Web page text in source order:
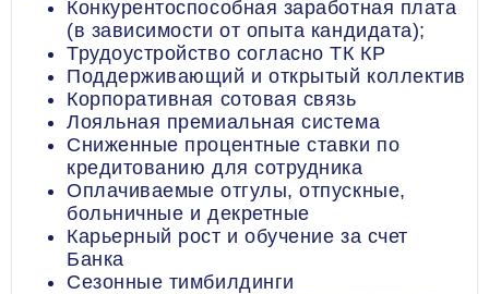
Конкурентоспособная заработная плата
(в зависимости от опыта кандидата);
Трудоустройство согласно ТК КР
Поддерживающий и открытый коллектив
Корпоративная сотовая связь
Лояльная премиальная система
Сниженные процентные ставки по
кредитованию для сотрудника
Оплачиваемые отгулы, отпускные,
больничные и декретные
Карьерный рост и обучение за счет
Банка
Сезонные тимбилдинги